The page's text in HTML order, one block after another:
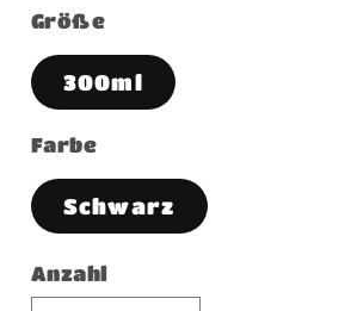
Größe
300ml
Farbe
Schwarz
Anzahl